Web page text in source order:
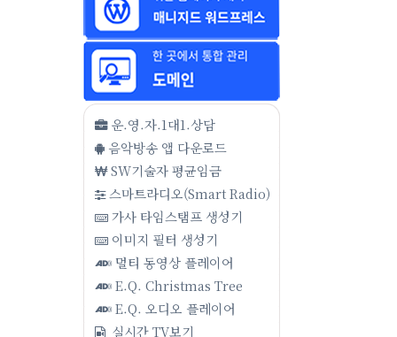
운.영.자.1대1.상담
음악방송 앱 다운로드
SW기술자 평균임금
스마트라디오(Smart Radio)
가사 타임스탬프 생성기
이미지 필터 생성기
멀티 동영상 플레이어
E.Q. Christmas Tree
E.Q. 오디오 플레이어
실시간 TV보기